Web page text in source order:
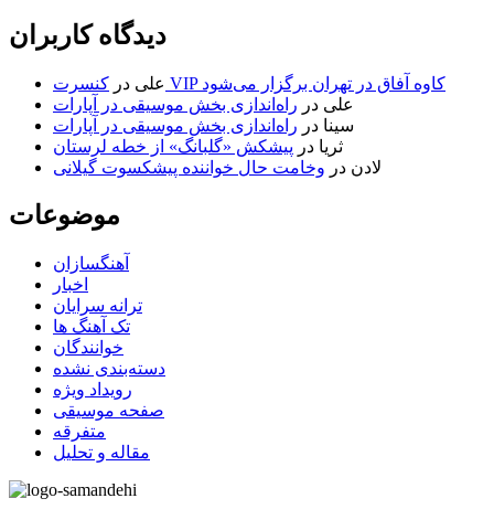
دیدگاه کاربران
علی در
کنسرت VIP کاوه آفاق در تهران برگزار می‌شود
علی در راه‌اندازی بخش موسیقی در آپارات
سینا در راه‌اندازی بخش موسیقی در آپارات
ثریا در پیشکش «گلبانگ» از خطه لرستان
لادن در وخامت حال خواننده پیشکسوت گیلانی
موضوعات
آهنگسازان
اخبار
ترانه سرایان
تک آهنگ ها
خوانندگان
دسته‌بندی نشده
رویداد ویژه
صفحه موسیقی
متفرقه
مقاله و تحلیل